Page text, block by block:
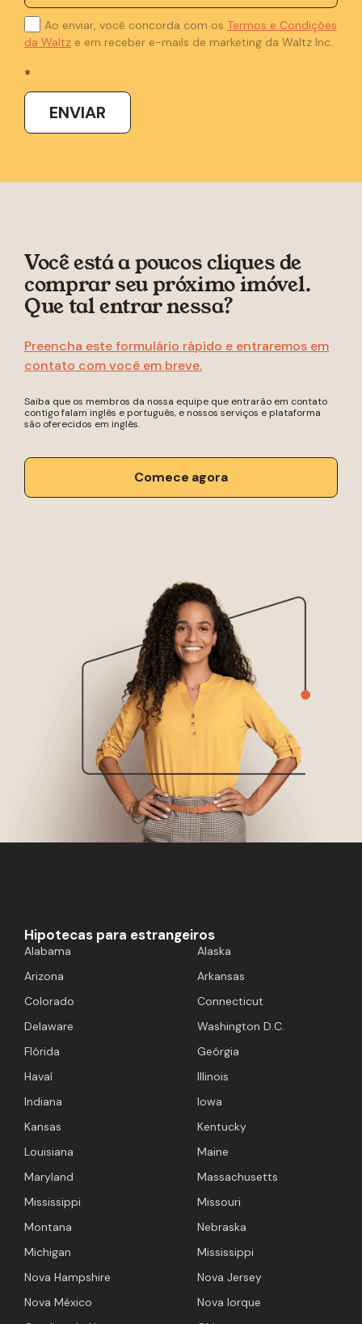
Ao enviar, você concorda com os Termos e Condições
da Waltz e em receber e-mails de marketing da Waltz Inc.
*
Você está a poucos cliques de
comprar seu próximo imóvel.
Que tal entrar nessa?
Preencha este formulário rápido e entraremos em
contato com você em breve.
Saiba que os membros da nossa equipe que entrarão em contato
contigo falam inglês e português, e nossos serviços e plataforma
são oferecidos em inglês.
Comece agora
Hipotecas para estrangeiros
Alabama
Alaska
Arizona
Arkansas
Colorado
Connecticut
Delaware
Washington D.C.
Flórida
Geórgia
Havaí
Illinois
Indiana
Iowa
Kansas
Kentucky
Louisiana
Maine
Maryland
Massachusetts
Mississippi
Missouri
Montana
Nebraska
Michigan
Mississippi
Nova Hampshire
Nova Jersey
Nova México
Nova Iorque